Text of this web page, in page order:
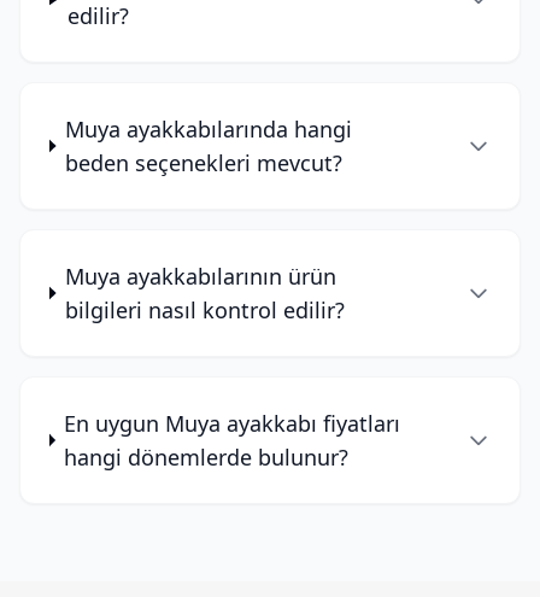
edilir?
Muya ayakkabılarında hangi
beden seçenekleri mevcut?
Muya ayakkabılarının ürün
bilgileri nasıl kontrol edilir?
En uygun Muya ayakkabı fiyatları
hangi dönemlerde bulunur?